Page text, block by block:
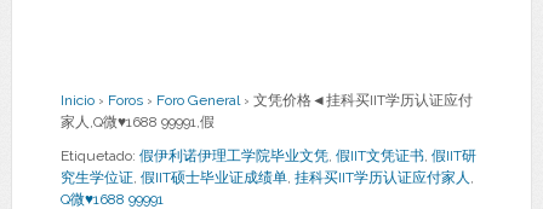
Inicio › Foros › Foro General › 文凭价格◄挂科买IIT学历认证应付
家人,Q微♥1688 99991,假
Etiquetado: 假伊利诺伊理工学院毕业文凭, 假IIT文凭证书, 假IIT研
究生学位证, 假IIT硕士毕业证成绩单, 挂科买IIT学历认证应付家人 ,
Q微♥1688 99991